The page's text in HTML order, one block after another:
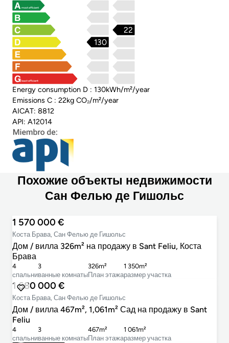
most efficient
least efficient
22
130
Energy consumption D : 130kWh/m²/year
Emissions C : 22kg CO₂/m²/year
AICAT: 8812
API: A12014
Похожие объекты недвижимости
Сан Фелью де Гишольс
1 570 000 €
Коста Брава, Сан Фелью де Гишольс
Дом / вилла 326m² на продажу в Sant Feliu, Коста
Брава
cпальни
4
ванные комнаты
3
План этажа
326m²
размер участка
1 350m²
1 680 000 €
Коста Брава, Сан Фелью де Гишольс
Дом / вилла 467m², 1,061m² Сад на продажу в Sant
Feliu
cпальни
4
ванные комнаты
3
План этажа
467m²
размер участка
1 061m²